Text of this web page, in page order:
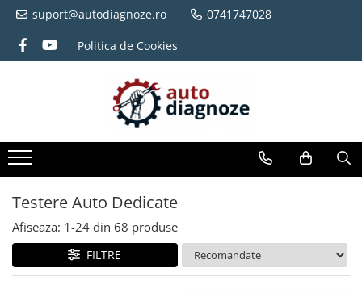
suport@autodiagnoze.ro 0741747028
Politica de Cookies
Testere Auto Dedicate
Afiseaza: 1-24 din 68 produse
FILTRE